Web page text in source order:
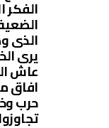
الفكر
الذى
يرى
عاش
افاق
حرب